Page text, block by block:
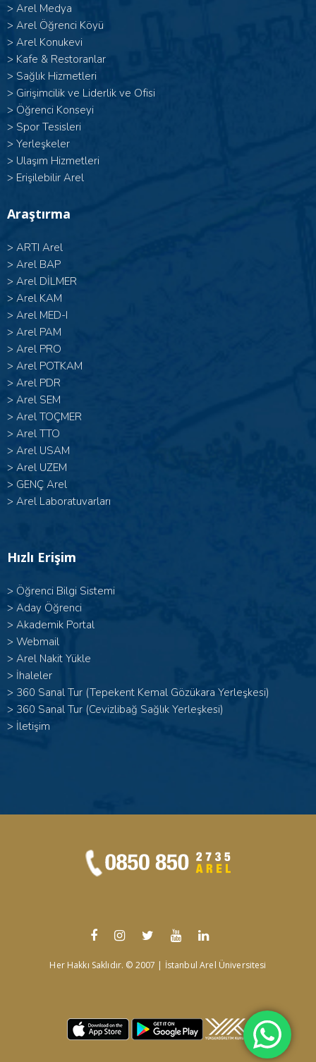
> Arel Medya
> Arel Öğrenci Köyü
> Arel Konukevi
> Kafe & Restoranlar
> Sağlık Hizmetleri
> Girişimcilik ve Liderlik ve Ofisi
> Öğrenci Konseyi
> Spor Tesisleri
> Yerleşkeler
> Ulaşım Hizmetleri
> Erişilebilir Arel
Araştırma
> ARTI Arel
> Arel BAP
> Arel DİLMER
> Arel KAM
> Arel MED-I
> Arel PAM
> Arel PRO
> Arel POTKAM
> Arel PDR
> Arel SEM
> Arel TOÇMER
> Arel TTO
> Arel USAM
> Arel UZEM
> GENÇ Arel
> Arel Laboratuvarları
Hızlı Erişim
> Öğrenci Bilgi Sistemi
> Aday Öğrenci
> Akademik Portal
> Webmail
> Arel Nakit Yükle
> İhaleler
> 360 Sanal Tur (Tepekent Kemal Gözükara Yerleşkesi)
> 360 Sanal Tur (Cevizlibağ Sağlık Yerleşkesi)
> İletişim
Her Hakkı Saklıdır. © 2007 | İstanbul Arel Üniversitesi